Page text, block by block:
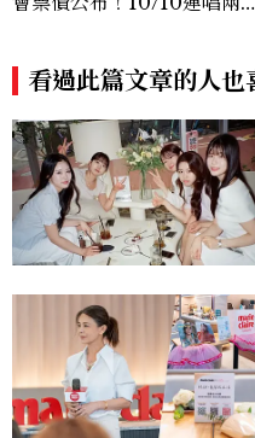
看過此篇文章的人也